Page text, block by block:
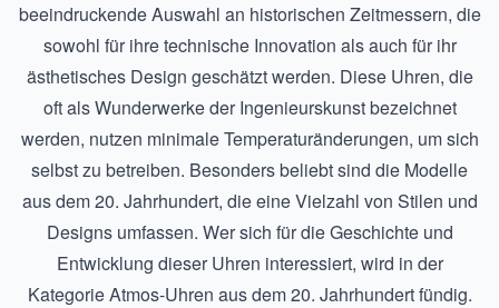
beeindruckende Auswahl an historischen Zeitmessern, die
sowohl für ihre technische Innovation als auch für ihr
ästhetisches Design geschätzt werden. Diese Uhren, die
oft als Wunderwerke der Ingenieurskunst bezeichnet
werden, nutzen minimale Temperaturänderungen, um sich
selbst zu betreiben. Besonders beliebt sind die Modelle
aus dem 20. Jahrhundert, die eine Vielzahl von Stilen und
Designs umfassen. Wer sich für die Geschichte und
Entwicklung dieser Uhren interessiert, wird in der
KategorieAtmos-Uhren aus dem 20. Jahrhundertfündig.